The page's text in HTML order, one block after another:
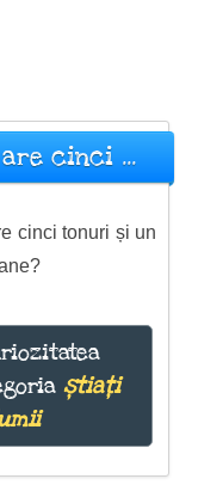
cinci ...
cinci tonuri și un
știați